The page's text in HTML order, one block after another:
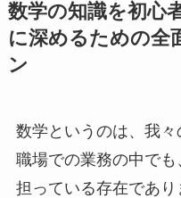
数学の知識を初心
に深めるための全
ン
数学というのは、我々
職場での業務の中で
担っている存在であ